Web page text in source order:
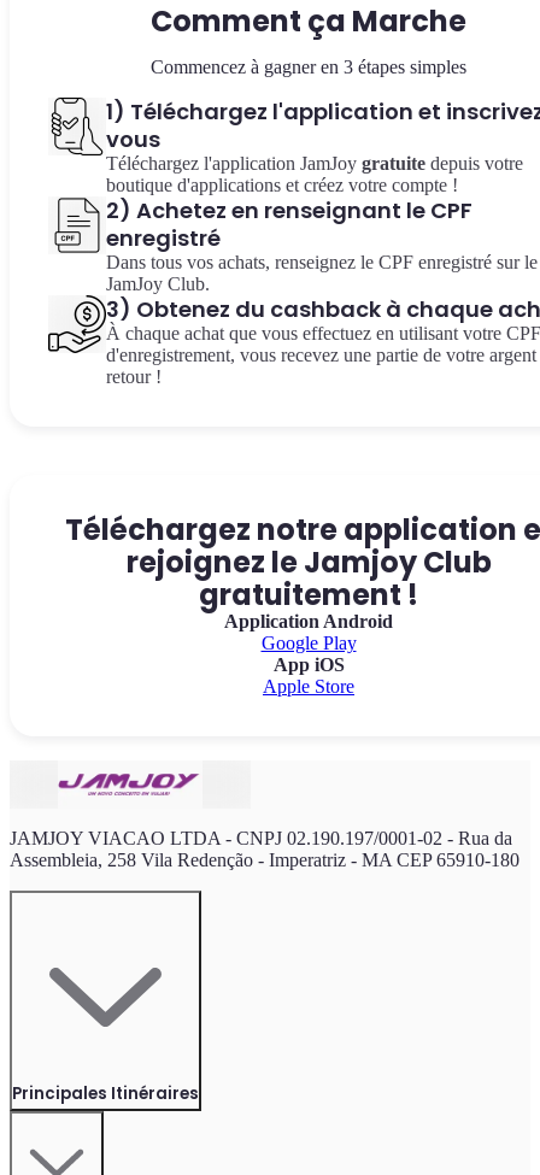
Comment ça Marche
Commencez à gagner en 3 étapes simples
1) Téléchargez l'application et
vous
Téléchargez l'application JamJoy gratuite depuis votre
boutique d'applications et créez votre compte !
2) Achetez en renseignant le CPF
enregistré
Dans tous vos achats, renseignez le CPF enregistré sur le
JamJoy Club.
3) Obtenez du cashback à chaque
À chaque achat que vous effectuez en utilisant votre CPF
d'enregistrement, vous recevez une partie de votre argent
retour !
Téléchargez notre application
rejoignez le Jamjoy Club
gratuitement !
Application Android
Google Play
App iOS
Apple Store
JAMJOY VIACAO LTDA - CNPJ 02.190.197/0001-02 - Rua da
Assembleia, 258 Vila Redenção - Imperatriz - MA CEP 65910-180
Principales Itinéraires